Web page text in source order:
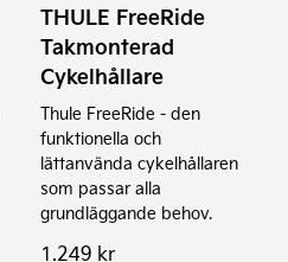
THULE FreeRide
Takmonterad
Cykelhållare
Thule FreeRide - den
funktionella och
lättanvända cykelhållaren
som passar alla
grundläggande behov.
1.249 kr